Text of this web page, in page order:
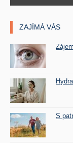
ZAJÍMÁ VÁS
S